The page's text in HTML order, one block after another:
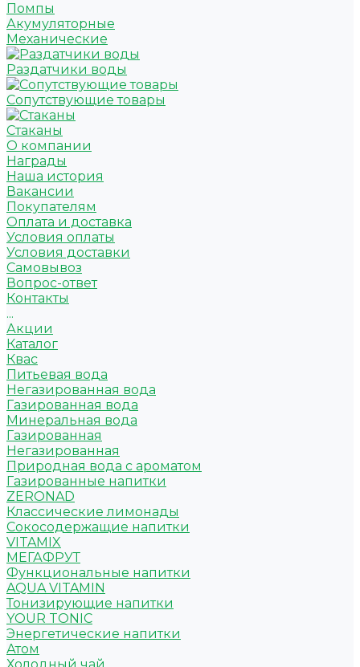
Помпы
Акумуляторные
Механические
Раздатчики воды
Сопутствующие товары
Стаканы
О компании
Награды
Наша история
Вакансии
Покупателям
Оплата и доставка
Условия оплаты
Условия доставки
Самовывоз
Вопрос-ответ
Контакты
...
Акции
Каталог
Квас
Питьевая вода
Негазированная вода
Газированная вода
Минеральная вода
Газированная
Негазированная
Природная вода с ароматом
Газированные напитки
ZERONAD
Классические лимонады
Сокосодержащие напитки
VITAMIX
МЕГАФРУТ
Функциональные напитки
AQUA VITAMIN
Тонизирующие напитки
YOUR TONIC
Энергетические напитки
Атом